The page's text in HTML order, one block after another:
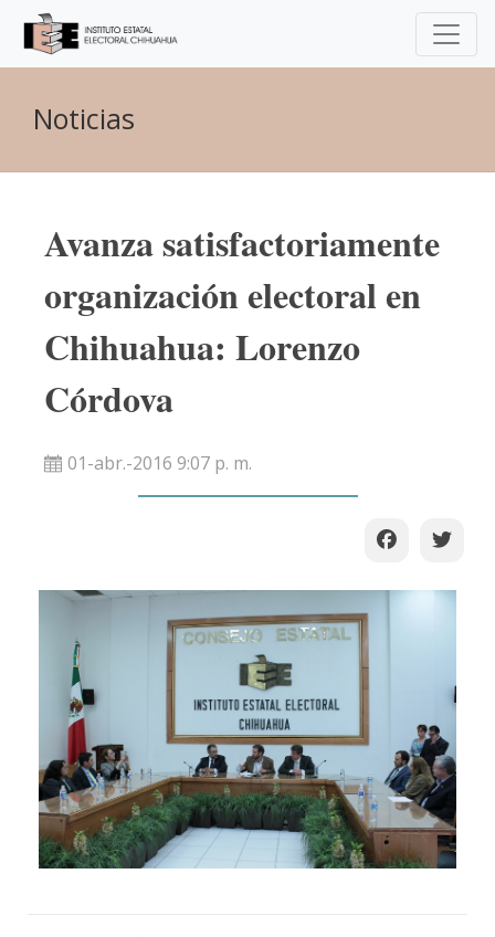
Noticias
Avanza satisfactoriamente
organización electoral en
Chihuahua: Lorenzo
Córdova
01-abr.-2016 9:07 p. m.